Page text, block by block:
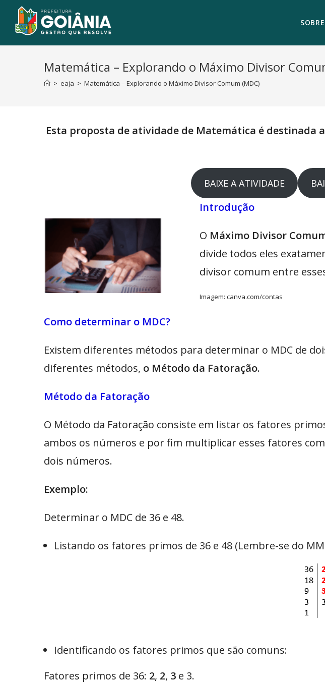
Matemática – Explorando o Máximo Divisor
> eaja > Matemática – Explorando o Máximo Divisor Comum (MDC)
Esta proposta de atividade de Matemática é destinada
BAIXE A ATIVIDADE
Introdução
O Máximo Divisor
divide todos eles
divisor comum entre
Imagem: canva.com/contas
Como determinar o MDC?
Existem diferentes métodos para determinar o MDC de
diferentes métodos, o Método da Fatoração.
Método da Fatoração
O Método da Fatoração consiste em listar os fatores
ambos os números e por fim multiplicar esses fatores
dois números.
Exemplo:
Determinar o MDC de 36 e 48.
Listando os fatores primos de 36 e 48 (Lembre-se do
Identificando os fatores primos que são comuns:
Fatores primos de 36: 2, 2, 3 e 3.